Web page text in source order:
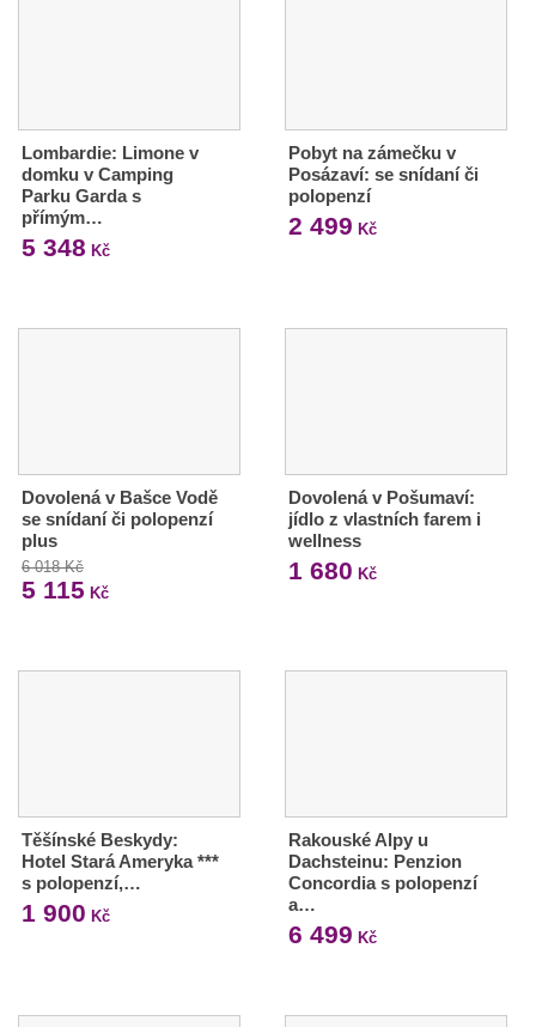
Lombardie: Limone v
domku v Camping
Parku Garda s
přímým…
5 348 Kč
Pobyt na zámečku v
Posázaví: se snídaní či
polopenzí
2 499 Kč
Dovolená v Bašce Vodě
se snídaní či polopenzí
plus
6 018 Kč
5 115 Kč
Dovolená v Pošumaví:
jídlo z vlastních farem i
wellness
1 680 Kč
Těšínské Beskydy:
Hotel Stará Ameryka ***
s polopenzí,…
1 900 Kč
Rakouské Alpy u
Dachsteinu: Penzion
Concordia s polopenzí
a…
6 499 Kč